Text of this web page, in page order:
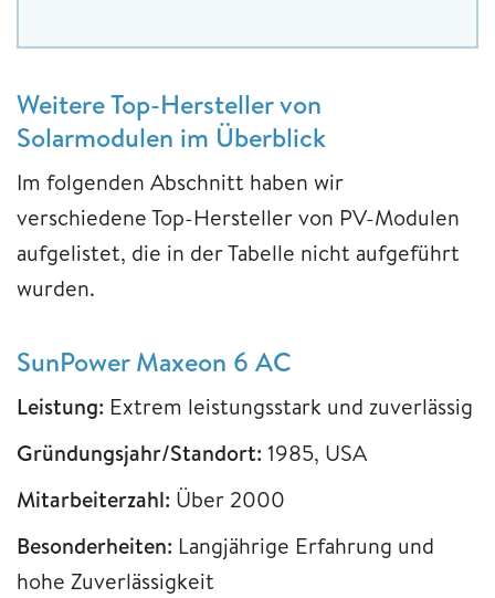
Weitere Top-Hersteller von
Solarmodulen im Überblick
Im folgenden Abschnitt haben wir
verschiedene Top-Hersteller von PV-Modulen
aufgelistet, die in der Tabelle nicht aufgeführt
wurden.
SunPower Maxeon 6 AC
Leistung: Extrem leistungsstark und zuverlässig
Gründungsjahr/Standort: 1985, USA
Mitarbeiterzahl: Über 2000
Besonderheiten: Langjährige Erfahrung und
hohe Zuverlässigkeit